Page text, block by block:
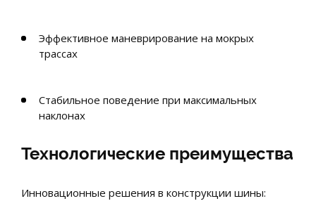
Эффективное маневрирование на мокрых
трассах
Стабильное поведение при максимальных
наклонах
Технологические преимущества
Инновационные решения в конструкции шины: